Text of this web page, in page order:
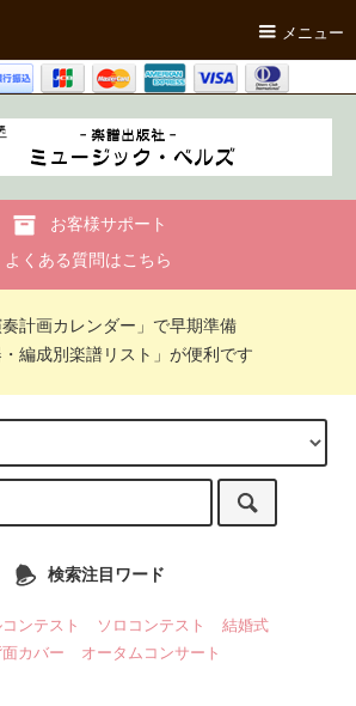
メニュー
お客様サポート
よくある質問はこちら
奏計画カレンダー」で早期準備
・編成別楽譜リスト」が便利です
検索注目ワード
ンテスト ソロコンテスト
結婚式
カバー
オータムコンサート